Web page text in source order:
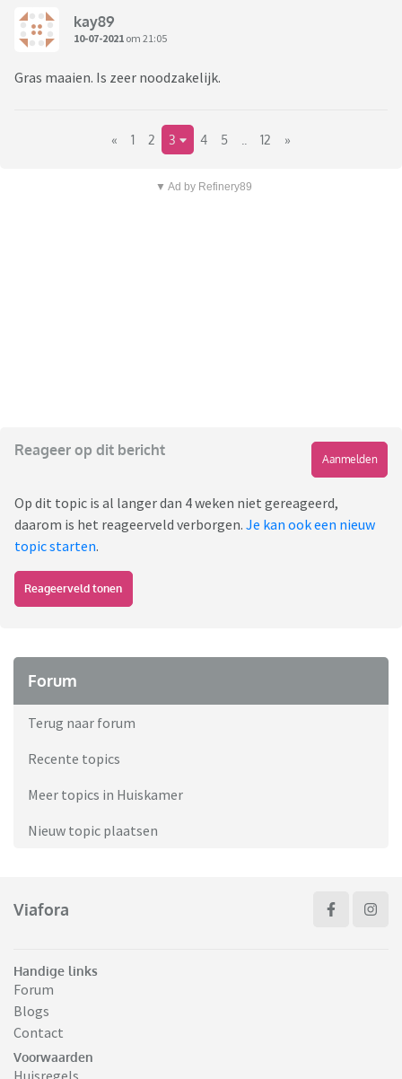
kay89
10-07-2021 om 21:05
Gras maaien. Is zeer noodzakelijk.
« 1 2 3 4 5 12 »
▼ Ad by Refinery89
Reageer op dit bericht
Aanmelden
Op dit topic is al langer dan 4 weken niet gereageerd,
daarom is het reageerveld verborgen. Je kan ook een nieuw
topic starten.
Reageerveld tonen
Forum
Terug naar forum
Recente topics
Meer topics in Huiskamer
Nieuw topic plaatsen
Viafora
Handige links
Forum
Blogs
Contact
Voorwaarden